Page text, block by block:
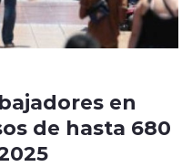
en
de hasta 680